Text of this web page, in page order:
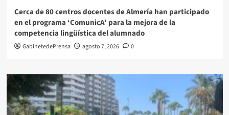
Cerca de 80 centros docentes de Almería han participado
en el programa ‘ComunicA’ para la mejora de la
competencia lingüística del alumnado
GabinetedePrensa agosto 7, 2026 0